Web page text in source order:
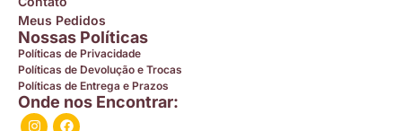
Meus Pedidos
Nossas Políticas
Políticas de Privacidade
Políticas de Devolução e Trocas
Políticas de Entrega e Prazos
Onde nos Encontrar: